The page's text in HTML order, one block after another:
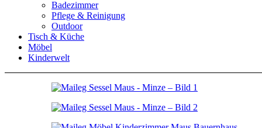
Badezimmer
Pflege & Reinigung
Outdoor
Tisch & Küche
Möbel
Kinderwelt